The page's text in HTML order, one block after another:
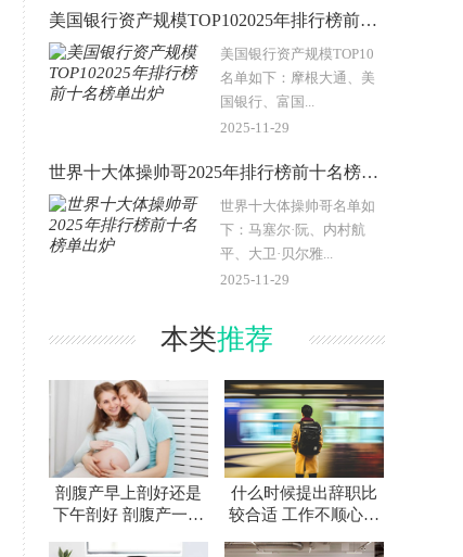
美国银行资产规模TOP102025年排行榜前十名榜单出炉
美国银行资产规模TOP10
名单如下：摩根大通、美
国银行、富国...
2025-11-29
世界十大体操帅哥2025年排行榜前十名榜单出炉
世界十大体操帅哥名单如
下：马塞尔·阮、内村航
平、大卫·贝尔雅...
2025-11-29
本类推荐
剖腹产早上剖好还是
下午剖好 剖腹产一天
什么时候提出辞职比
较合适 工作不顺心要